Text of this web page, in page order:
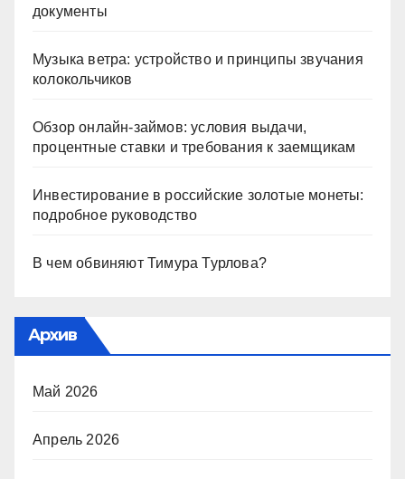
документы
Музыка ветра: устройство и принципы звучания
колокольчиков
Обзор онлайн-займов: условия выдачи,
процентные ставки и требования к заемщикам
Инвестирование в российские золотые монеты:
подробное руководство
В чем обвиняют Тимура Турлова?
Архив
Май 2026
Апрель 2026